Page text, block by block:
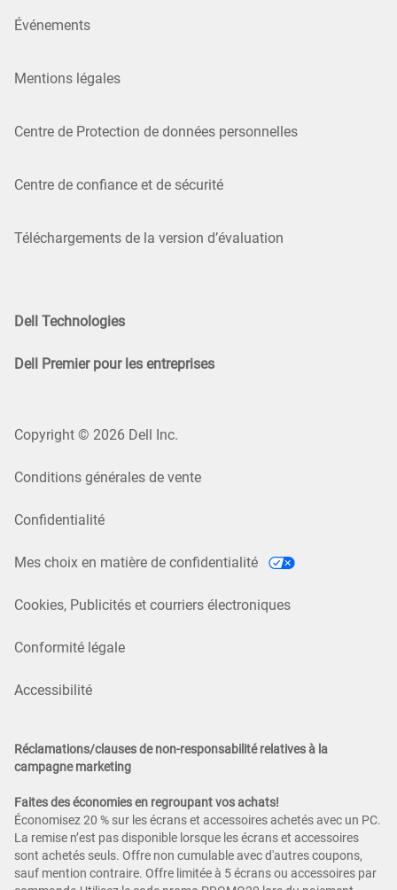
Événements
Mentions légales
Centre de Protection de données personnelles
Centre de confiance et de sécurité
Téléchargements de la version d’évaluation
Dell Technologies
Dell Premier pour les entreprises
Copyright © 2026 Dell Inc.
Conditions générales de vente
Confidentialité
Mes choix en matière de confidentialité
Cookies, Publicités et courriers électroniques
Conformité légale
Accessibilité
Réclamations/clauses de non-responsabilité relatives à la
campagne marketing
Faites des économies en regroupant vos achats!
Économisez 20 % sur les écrans et accessoires achetés avec un PC.
La remise n’est pas disponible lorsque les écrans et accessoires
sont achetés seuls. Offre non cumulable avec d'autres coupons,
sauf mention contraire. Offre limitée à 5 écrans ou accessoires par